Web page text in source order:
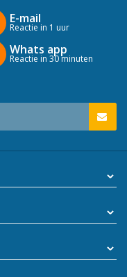
E-mail
Reactie in 1 uur
Whats app
Reactie in 30 minuten